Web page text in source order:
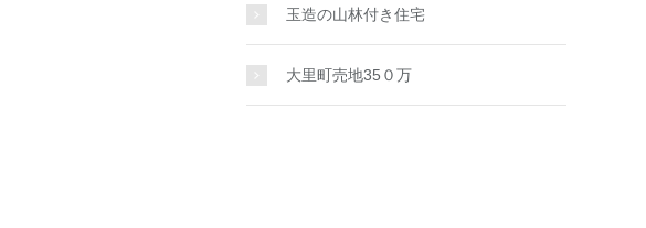
玉造の山林付き住宅
大里町売地35０万